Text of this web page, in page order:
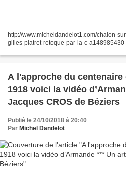
http://www.micheldandelot1.com/chalon-
gilles-platret-retoque-par-la-c-a148985430
A l'approche du centenaire
1918 voici la vidéo
Jacques CROS de Béziers
Publié le 24/10/2018 à 20:40
Par Michel Dandelot